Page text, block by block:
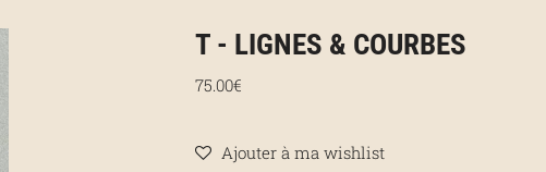
T - LIGNES & COURBES
Prix régulier
75.00€
Ajouter à ma wishlist